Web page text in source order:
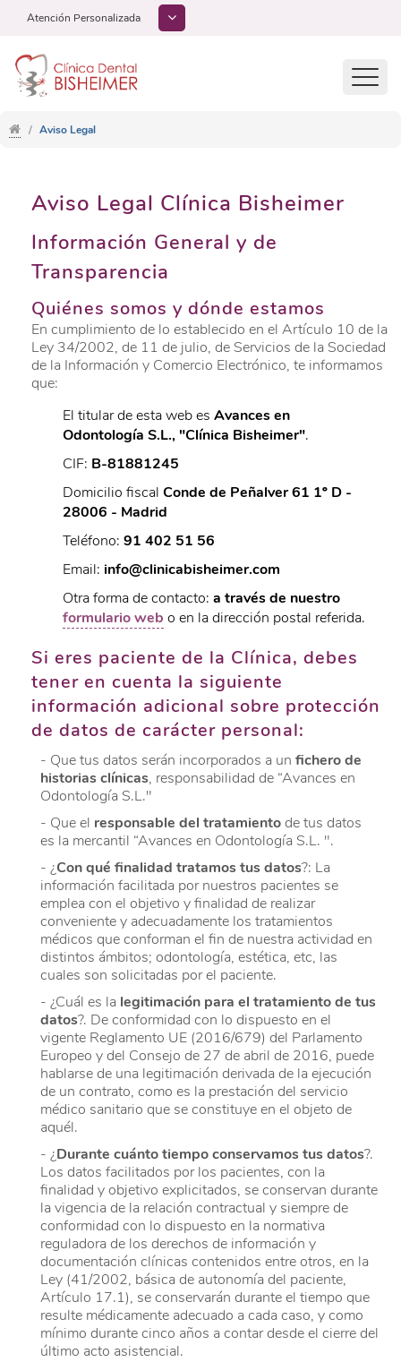
Atención Personalizada
Aviso Legal
Aviso Legal Clínica Bisheimer
Información General y de
Transparencia
Quiénes somos y dónde estamos
En cumplimiento de lo establecido en el Artículo 10 de la
Ley 34/2002, de 11 de julio, de Servicios de la Sociedad
de la Información y Comercio Electrónico, te informamos
que:
El titular de esta web es Avances en
Odontología S.L., "Clínica Bisheimer".
CIF: B-81881245
Domicilio fiscal Conde de Peñalver 61 1º D -
28006 - Madrid
Teléfono: 91 402 51 56
Email: info@clinicabisheimer.com
Otra forma de contacto: a través de nuestro
formulario web o en la dirección postal referida.
Si eres paciente de la Clínica, debes
tener en cuenta la siguiente
información adicional sobre protección
de datos de carácter personal:
- Que tus datos serán incorporados a un fichero de
historias clínicas, responsabilidad de “Avances en
Odontología S.L."
- Que el responsable del tratamientode tus datos
es la mercantil “Avances en Odontología S.L. ".
- ¿Con qué finalidad tratamos tus datos?: La
información facilitada por nuestros pacientes se
emplea con el objetivo y finalidad de realizar
conveniente y adecuadamente los tratamientos
médicos que conforman el fin de nuestra actividad en
distintos ámbitos; odontología, estética, etc, las
cuales son solicitadas por el paciente.
- ¿Cuál es la legitimación para el tratamiento de tus
datos?. De conformidad con lo dispuesto en el
vigente Reglamento UE (2016/679) del Parlamento
Europeo y del Consejo de 27 de abril de 2016, puede
hablarse de una legitimación derivada de la ejecución
de un contrato, como es la prestación del servicio
médico sanitario que se constituye en el objeto de
aquél.
- ¿Durante cuánto tiempo conservamos tus datos?.
Los datos facilitados por los pacientes, con la
finalidad y objetivo explicitados, se conservan durante
la vigencia de la relación contractual y siempre de
conformidad con lo dispuesto en la normativa
reguladora de los derechos de información y
documentación clínicas contenidos entre otros, en la
Ley (41/2002, básica de autonomía del paciente,
Artículo 17.1), se conservarán durante el tiempo que
resulte médicamente adecuado a cada caso, y como
mínimo durante cinco años a contar desde el cierre del
último acto asistencial.